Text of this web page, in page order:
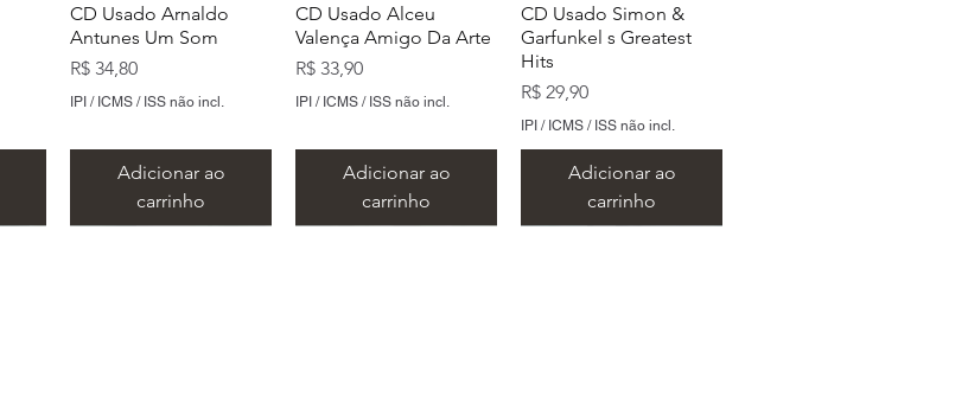
CD Usado Arnaldo
Antunes Um Som
Preço
R$ 34,80
IPI / ICMS / ISS não incl.
Adicionar ao
carrinho
CD Usado Alceu
Valença Amigo Da Arte
Preço
R$ 33,90
IPI / ICMS / ISS não incl.
Adicionar ao
carrinho
CD Usado Simon &
Garfunkel s Greatest
Hits
Preço
R$ 29,90
IPI / ICMS / ISS não incl.
Adicionar ao
carrinho